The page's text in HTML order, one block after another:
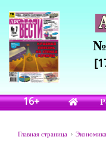
№
16+
Главная страница Экономика